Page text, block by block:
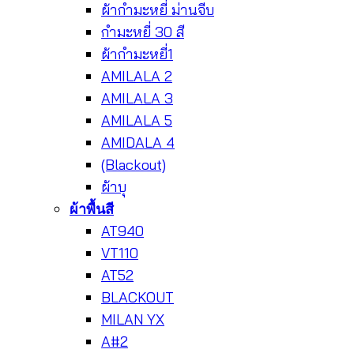
ผ้ากำมะหยี่ ม่านจีบ
กำมะหยี่ 30 สี
ผ้ากำมะหยี่1
AMILALA 2
AMILALA 3
AMILALA 5
AMIDALA 4
(Blackout)
ผ้าบุ
ผ้าพื้นสี
AT940
VT110
AT52
BLACKOUT
MILAN YX
A#2